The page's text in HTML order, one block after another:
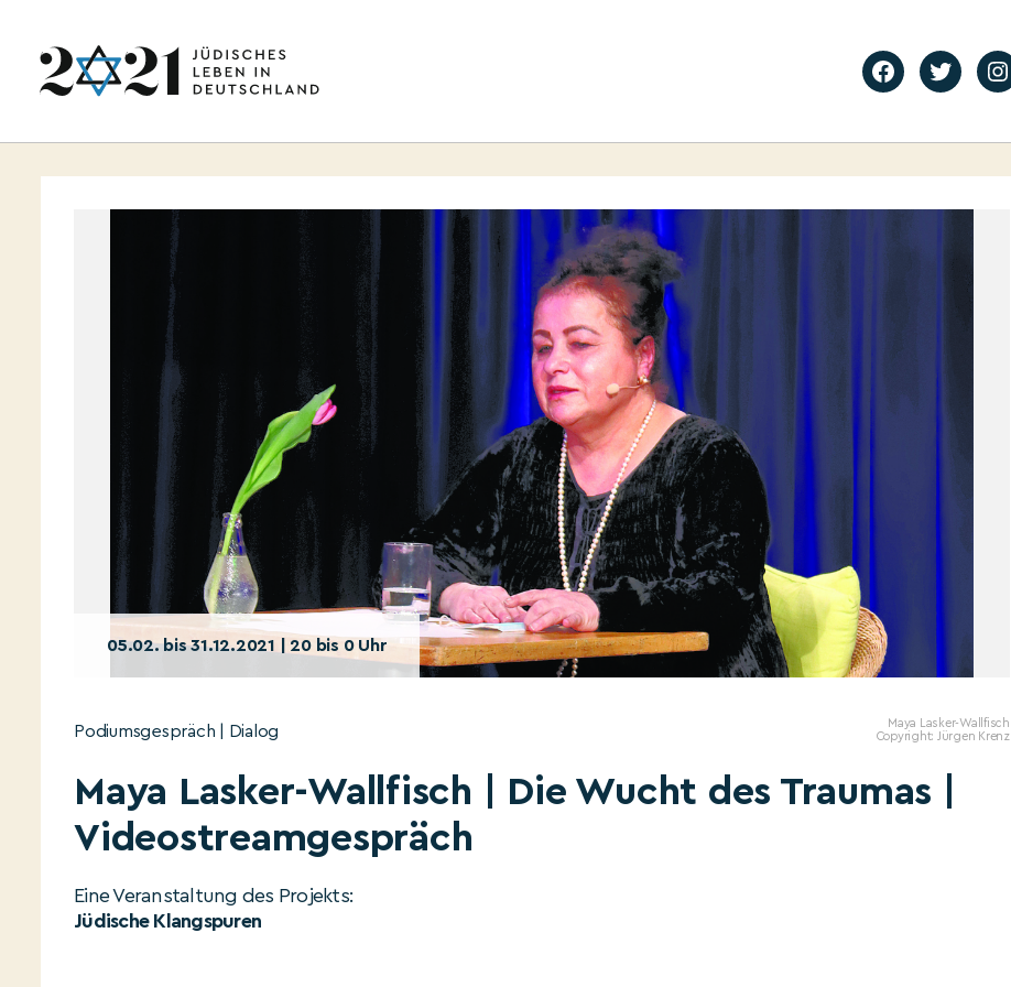
05.02. bis 31.12.2021 | 20 bis 0 Uhr
Maya Lasker-Wallfisch
Copyright: Jürgen Krenz
Podiumsgespräch | Dialog
Maya Lasker-Wallfisch | Die Wucht des Traumas |
Videostreamgespräch
Eine Veranstaltung des Projekts:
Jüdische Klangspuren